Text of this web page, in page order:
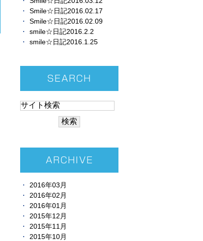
Smile☆日記2016.02.17
Smile☆日記2016.02.09
smile☆日記2016.2.2
smile☆日記2016.1.25
SEARCH
ARCHIVE
2016年03月
2016年02月
2016年01月
2015年12月
2015年11月
2015年10月